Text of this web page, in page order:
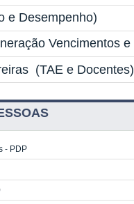
e Desempenho)
Vencimentos
(TAE e Docentes)
- PDP